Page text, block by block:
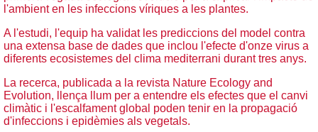
l'ambient en les infeccions víriques a les plantes.
A l'estudi, l'equip ha validat les prediccions del model contra
una extensa base de dades que inclou l'efecte d'onze virus a
diferents ecosistemes del clima mediterrani durant tres anys.
La recerca, publicada a la revista Nature Ecology and
Evolution, llença llum per a entendre els efectes que el canvi
climàtic i l'escalfament global poden tenir en la propagació
d'infeccions i epidèmies als vegetals.